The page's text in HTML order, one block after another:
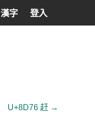
漢字 登入
U+8D76 赶 →